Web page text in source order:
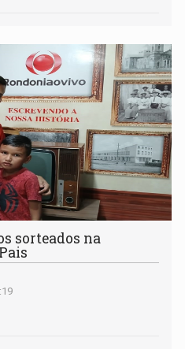
sorteados na